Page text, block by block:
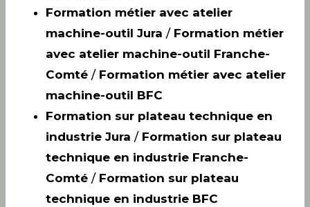
Formation métier avec atelier
machine-outil Jura / Formation métier
avec atelier machine-outil Franche-
Comté / Formation métier avec atelier
machine-outil BFC
Formation sur plateau technique en
industrie Jura / Formation sur plateau
technique en industrie Franche-
Comté / Formation sur plateau
technique en industrie BFC